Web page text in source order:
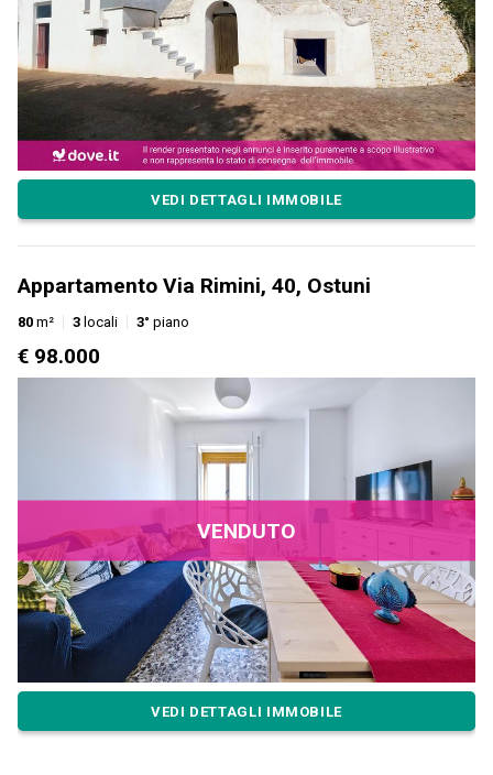
VEDI DETTAGLI IMMOBILE
Appartamento Via Rimini, 40, Ostuni
80 m² 3 locali 3° piano
€ 98.000
VENDUTO
VEDI DETTAGLI IMMOBILE